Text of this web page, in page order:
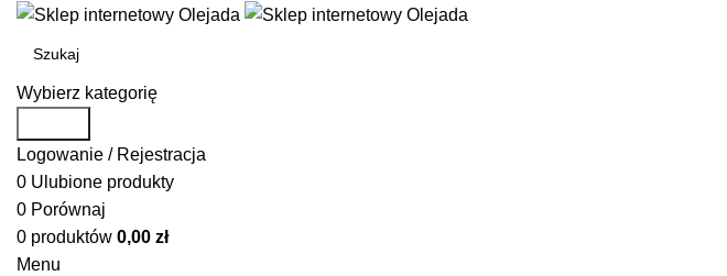
Wybierz kategorię
Logowanie / Rejestracja
0 Ulubione produkty
0 Porównaj
0 produktów 0,00 zł
Menu